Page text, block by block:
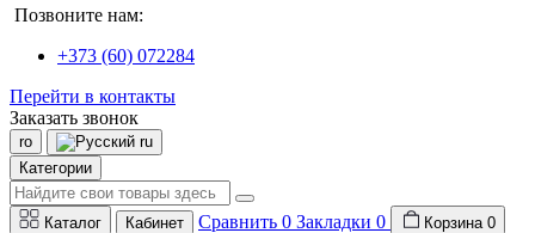
Позвоните нам:
+373 (60) 072284
Перейти в контакты
Заказать звонок
ro
ru
Категории
Каталог Кабинет Сравнить 0 Закладки 0 Корзина 0